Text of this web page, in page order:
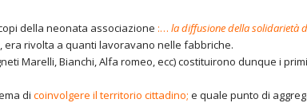
della neonata associazione :… la diffusione della solidarietà
rivolta a quanti lavoravano nelle fabbriche.
Marelli, Bianchi, Alfa romeo, ecc) costituirono dunque i
di coinvolgere il territorio cittadino; e quale punto di